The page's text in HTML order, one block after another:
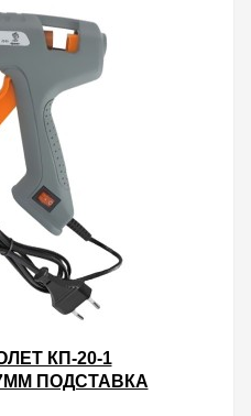
КП-20-1
ПОДСТАВКА